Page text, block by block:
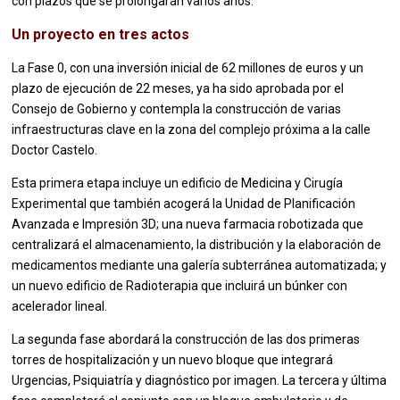
Un proyecto en tres actos
La Fase 0, con una inversión inicial de 62 millones de euros y un
plazo de ejecución de 22 meses, ya ha sido aprobada por el
Consejo de Gobierno y contempla la construcción de varias
infraestructuras clave en la zona del complejo próxima a la calle
Doctor Castelo.
Esta primera etapa incluye un edificio de Medicina y Cirugía
Experimental que también acogerá la Unidad de Planificación
Avanzada e Impresión 3D; una nueva farmacia robotizada que
centralizará el almacenamiento, la distribución y la elaboración de
medicamentos mediante una galería subterránea automatizada; y
un nuevo edificio de Radioterapia que incluirá un búnker con
acelerador lineal.
La segunda fase abordará la construcción de las dos primeras
torres de hospitalización y un nuevo bloque que integrará
Urgencias, Psiquiatría y diagnóstico por imagen. La tercera y última